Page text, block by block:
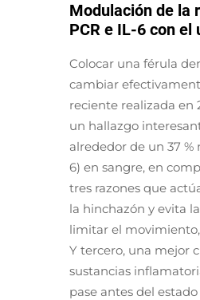
Modulación de la
PCR e IL-6 con
Colocar una férula
cambiar
reciente realizada en
un hallazgo
alrededor de un 37
6) en sangre, en
tres razones que
la hinchazón y evita
limitar el
Y tercero, una mejor
sustancias
pase antes del